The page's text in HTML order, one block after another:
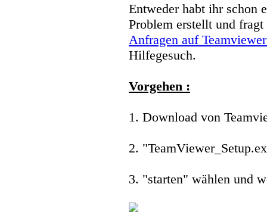
Entweder habt ihr schon
Problem erstellt und
Anfragen auf
Hilfegesuch.
Vorgehen :
1. Download von
2.
3. "starten" wählen und